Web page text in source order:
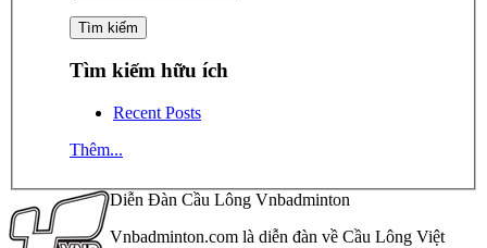
Tìm kiếm hữu ích
Recent Posts
Thêm...
Diễn Đàn Cầu Lông Vnbadminton
Vnbadminton.com là diễn đàn về Cầu Lông Việt